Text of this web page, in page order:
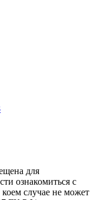
для
ознакомиться с
случае не может